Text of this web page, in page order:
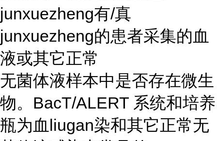
junxuezheng有/真
junxuezheng的患者采集的血
液或其它正常
无菌体液样本中是否存在微生
物。BacT/ALERT 系统和培养
瓶为血liugan染和其它正常无